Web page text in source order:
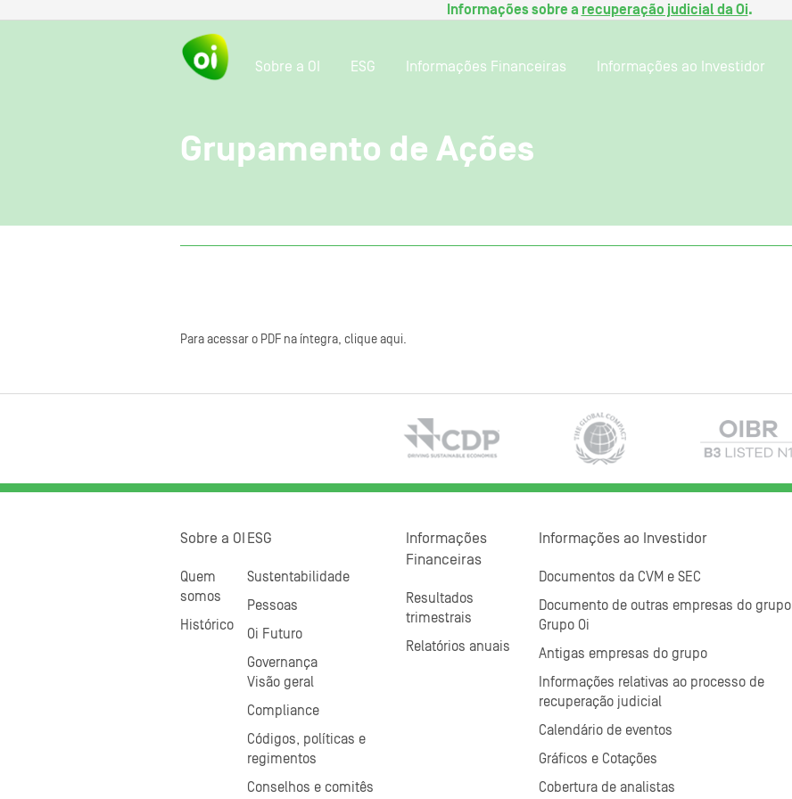
Informações sobre a recuperação judicial da Oi.
Sobre a OI ESG Informações Financeiras Informações ao Investidor
Grupamento de Ações
Para acessar o PDF na íntegra, clique aqui.
Sobre a OI
Quem
somos
Histórico
ESG
Sustentabilidade
Pessoas
Oi Futuro
Governança
Visão geral
Compliance
Códigos, políticas e
regimentos
Conselhos e comitês
Informações
Financeiras
Resultados
trimestrais
Relatórios anuais
Informações ao Investidor
Documentos da CVM e SEC
Documento de outras empresas do grupo
Grupo Oi
Antigas empresas do grupo
Informações relativas ao processo de
recuperação judicial
Calendário de eventos
Gráficos e Cotações
Cobertura de analistas